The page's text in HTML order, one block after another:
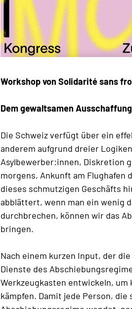
Workshop von Solidarité sans
Dem gewaltsamen
Die Schweiz verfügt über ein
anderem aufgrund dreier
Asylbewerber:innen, Diskretion
morgens, Ankunft am Flughafen
dieses schmutzigen Geschäfts
abblättert, wenn man ein wenig
durchbrechen, können wir das
bringen.
Nach einem kurzen Input, der
Dienste des
Werkzeugkasten entwickeln, um
kämpfen. Damit jede Person,